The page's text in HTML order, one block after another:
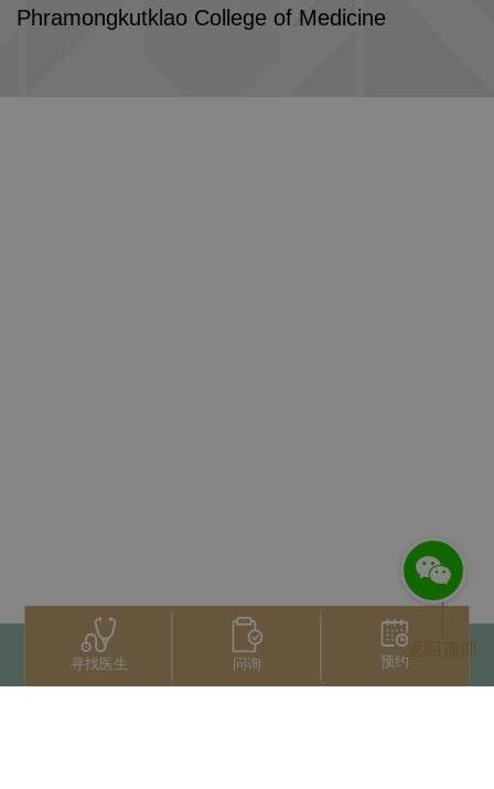
Phramongkutklao College of Medicine
寻找医生 问询 预约
返回顶部